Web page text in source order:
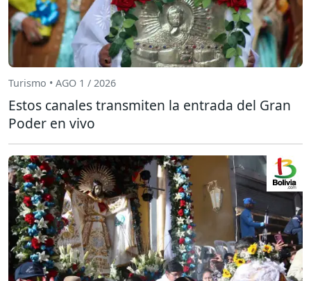
Turismo • AGO 1 / 2026
Estos canales transmiten la entrada del Gran
Poder en vivo